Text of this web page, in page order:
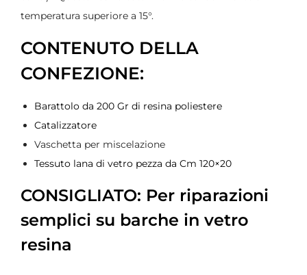
temperatura superiore a 15°.
CONTENUTO DELLA
CONFEZIONE:
Barattolo da 200 Gr di resina poliestere
Catalizzatore
Vaschetta per miscelazione
Tessuto lana di vetro pezza da Cm 120×20
CONSIGLIATO: Per riparazioni
semplici su barche in vetro
resina